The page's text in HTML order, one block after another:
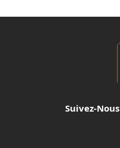
Suivez-Nous